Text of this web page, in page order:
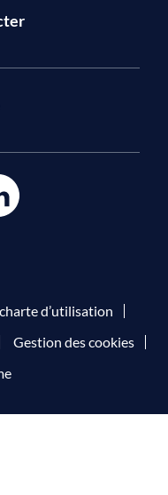
d’utilisation
Gestion des cookies